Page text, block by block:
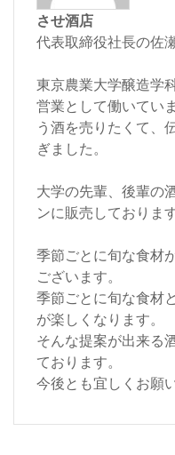
させ酒店
代表取締役社長の佐
東京農業大学醸造学
営業として働いてい
う酒を売りたくて、
ぎました。
大学の先輩、後輩の
ンに販売しております
季節ごとに旬な食材
ございます。
季節ごとに旬な食材
が楽しくなります。
そんな提案が出来る
ております。
今後とも宜しくお願